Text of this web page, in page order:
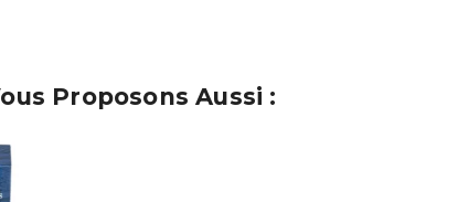
Proposons Aussi :